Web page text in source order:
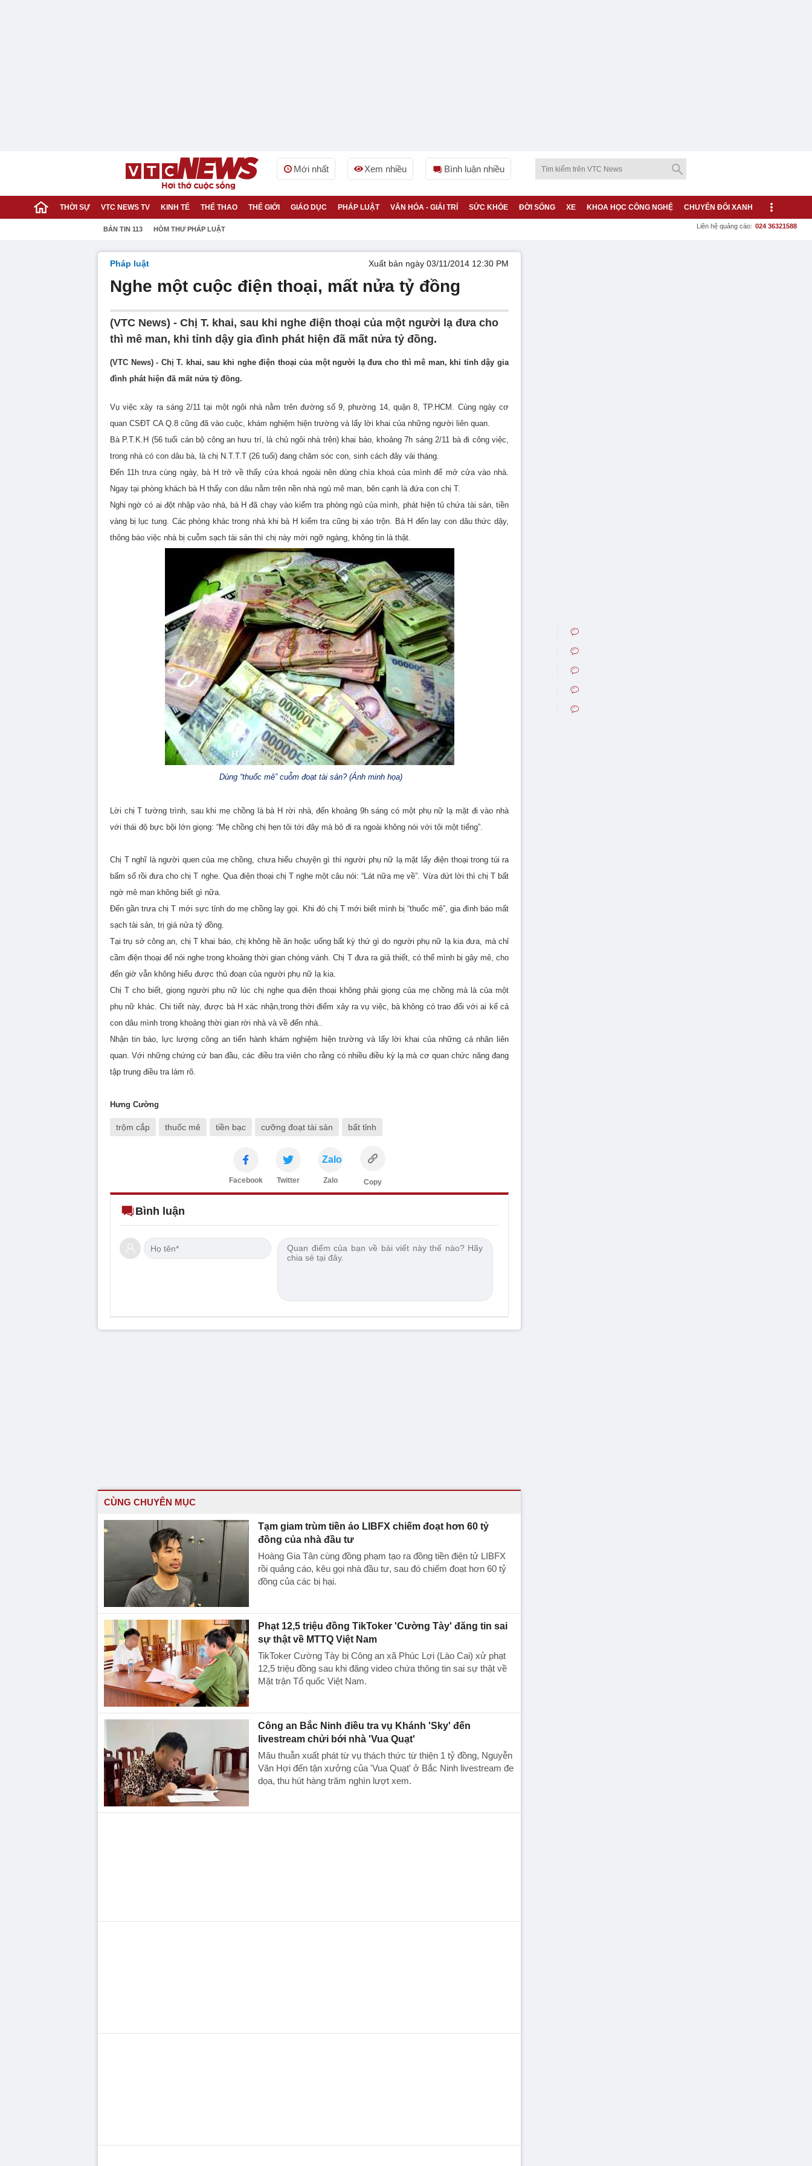
Mới nhất Xem nhiều Bình luận nhiều
THỜI SỰ VTC NEWS TV KINH TẾ THỂ THAO THẾ GIỚI GIÁO DỤC PHÁP LUẬT VĂN HÓA - GIẢI TRÍ SỨC KHỎE ĐỜI SỐNG XE KHOA HỌC CÔNG NGHỆ CHUYỂN ĐỔI XANH
BẢN TIN 113 HÒM THƯ PHÁP LUẬT Liên hệ quảng cáo: 024 36321588
Pháp luật Xuất bản ngày 03/11/2014 12:30 PM
Nghe một cuộc điện thoại, mất nửa tỷ đồng
(VTC News) - Chị T. khai, sau khi nghe điện thoại của một người lạ đưa cho
thì mê man, khi tỉnh dậy gia đình phát hiện đã mất nửa tỷ đồng.
(VTC News) - Chị T. khai, sau khi nghe điện thoại của một người lạ đưa cho thì mê man, khi tỉnh dậy gia
đình phát hiện đã mất nửa tỷ đồng.
Vụ việc xảy ra sáng 2/11 tại một ngôi nhà nằm trên đường số 9, phường 14, quận 8, TP.HCM. Cùng ngày cơ
quan CSĐT CA Q.8 cũng đã vào cuộc, khám nghiệm hiện trường và lấy lời khai của những người liên quan.
Bà P.T.K.H (56 tuổi cán bộ công an hưu trí, là chủ ngôi nhà trên) khai báo, khoảng 7h sáng 2/11 bà đi công việc,
trong nhà có con dâu bà, là chị N.T.T.T (26 tuổi) đang chăm sóc con, sinh cách đây vài tháng.
Đến 11h trưa cùng ngày, bà H trở về thấy cửa khoá ngoài nên dùng chìa khoá của mình để mở cửa vào nhà.
Ngay tại phòng khách bà H thấy con dâu nằm trên nền nhà ngủ mê man, bên cạnh là đứa con chị T.
Nghi ngờ có ai đột nhập vào nhà, bà H đã chạy vào kiểm tra phòng ngủ của mình, phát hiện tủ chứa tài sản, tiền
vàng bị lục tung. Các phòng khác trong nhà khi bà H kiểm tra cũng bị xáo trộn. Bà H đến lay con dâu thức dậy,
thông báo việc nhà bị cuỗm sạch tài sản thì chị này mới ngỡ ngàng, không tin là thật.
Dùng “thuốc mê” cuỗm đoạt tài sản? (Ảnh minh họa)
Lời chị T tường trình, sau khi mẹ chồng là bà H rời nhà, đến khoảng 9h sáng có một phụ nữ lạ mặt đi vào nhà
với thái độ bực bội lớn giọng: “Mẹ chồng chị hẹn tôi tới đây mà bỏ đi ra ngoài không nói với tôi một tiếng”.
Chị T nghĩ là người quen của mẹ chồng, chưa hiểu chuyện gì thì người phụ nữ lạ mặt lấy điện thoại trong túi ra
bấm số rồi đưa cho chị T nghe. Qua điện thoại chị T nghe một câu nói: “Lát nữa mẹ về”. Vừa dứt lời thì chị T bất
ngờ mê man không biết gì nữa.
Đến gần trưa chị T mới sực tỉnh do mẹ chồng lay gọi. Khi đó chị T mới biết mình bị “thuốc mê”, gia đình báo mất
sạch tài sản, trị giá nửa tỷ đồng.
Tại trụ sở công an, chị T khai báo, chị không hề ăn hoặc uống bất kỳ thứ gì do người phụ nữ lạ kia đưa, mà chỉ
cầm điện thoại để nói nghe trong khoảng thời gian chóng vánh. Chị T đưa ra giả thiết, có thể mình bị gây mê, cho
đến giờ vẫn không hiểu được thủ đoạn của người phụ nữ lạ kia.
Chị T cho biết, giọng người phụ nữ lúc chị nghe qua điện thoại không phải giọng của mẹ chồng mà là của một
phụ nữ khác. Chi tiết này, được bà H xác nhận,trong thời điểm xảy ra vụ việc, bà không có trao đổi với ai kể cả
con dâu mình trong khoảng thời gian rời nhà và về đến nhà..
Nhận tin báo, lực lượng công an tiến hành khám nghiệm hiện trường và lấy lời khai của những cá nhân liên
quan. Với những chứng cứ ban đầu, các điều tra viên cho rằng có nhiều điều kỳ lạ mà cơ quan chức năng đang
tập trung điều tra làm rõ.
Hưng Cường
trộm cắp thuốc mê tiền bạc cưỡng đoạt tài sản bất tỉnh
Facebook Twitter
Zalo
Zalo Copy
Bình luận
CÙNG CHUYÊN MỤC
Tạm giam trùm tiền ảo LIBFX chiếm đoạt hơn 60 tỷ
đồng của nhà đầu tư
Hoàng Gia Tân cùng đồng phạm tạo ra đồng tiền điện tử LIBFX
rồi quảng cáo, kêu gọi nhà đầu tư, sau đó chiếm đoạt hơn 60 tỷ
đồng của các bị hại.
Phạt 12,5 triệu đồng TikToker 'Cường Tày' đăng tin sai
sự thật về MTTQ Việt Nam
TikToker Cường Tày bị Công an xã Phúc Lợi (Lào Cai) xử phạt
12,5 triệu đồng sau khi đăng video chứa thông tin sai sự thật về
Mặt trận Tổ quốc Việt Nam.
Công an Bắc Ninh điều tra vụ Khánh 'Sky' đến
livestream chửi bới nhà 'Vua Quạt'
Mâu thuẫn xuất phát từ vụ thách thức từ thiện 1 tỷ đồng, Nguyễn
Văn Hợi đến tận xưởng của 'Vua Quạt' ở Bắc Ninh livestream đe
dọa, thu hút hàng trăm nghìn lượt xem.